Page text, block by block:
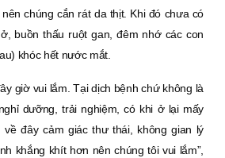
chúng cắn rát da thịt. Khi đó chưa có
buồn thấu ruột gan, đêm nhớ các con
khóc hết nước mắt.
giờ vui lắm. Tại dịch bệnh chứ không là
dưỡng, trải nghiệm, có khi ở lại mấy
về đây cảm giác thư thái, không gian lý
khắng khít hơn nên chúng tôi vui lắm”,